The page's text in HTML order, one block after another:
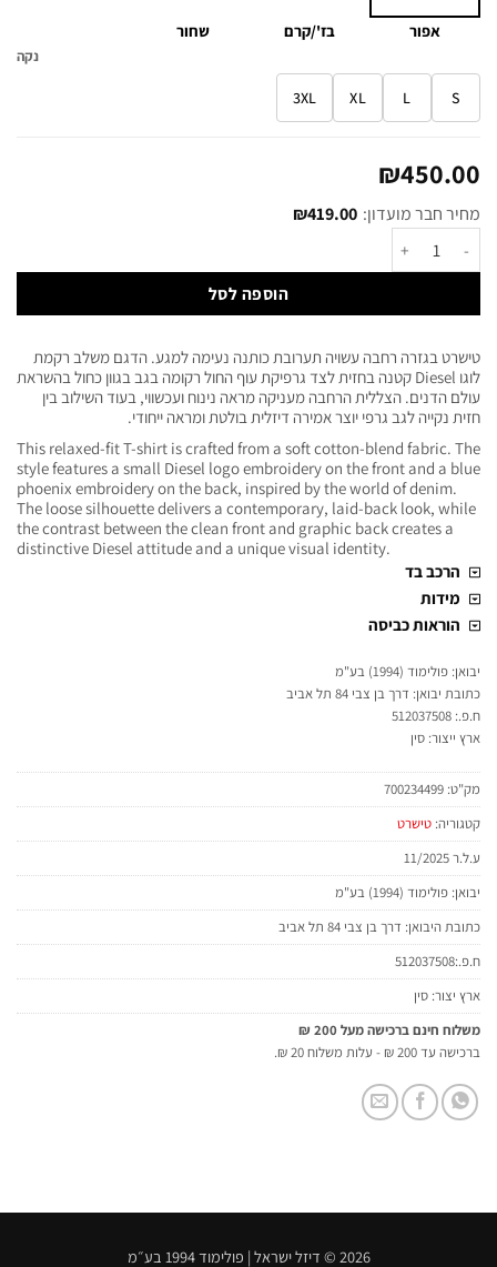
אפור בז'/קרם שחור
S
L
XL
3XL
נקה
₪450.00
מחיר חבר מועדון: ₪419.00
הוספה לסל
טישרט בגזרה רחבה עשויה תערובת כותנה נעימה למגע. הדגם משלב רקמת
לוגו Diesel קטנה בחזית לצד גרפיקת עוף החול רקומה בגב בגוון כחול בהשראת
עולם הדנים. הצללית הרחבה מעניקה מראה נינוח ועכשווי, בעוד השילוב בין
חזית נקייה לגב גרפי יוצר אמירה דיזלית בולטת ומראה ייחודי.
This relaxed-fit T-shirt is crafted from a soft cotton-blend fabric. The
style features a small Diesel logo embroidery on the front and a blue
phoenix embroidery on the back, inspired by the world of denim.
The loose silhouette delivers a contemporary, laid-back look, while
the contrast between the clean front and graphic back creates a
distinctive Diesel attitude and a unique visual identity.
הרכב בד
מידות
הוראות כביסה
יבואן: פולימוד (1994) בע"מ
כתובת יבואן: דרך בן צבי 84 תל אביב
ח.פ.: 512037508
ארץ ייצור: סין
מק"ט: 700234499
קטגוריה: טישרט
ע.ל.ר 11/2025
יבואן: פולימוד (1994) בע"מ
כתובת היבואן: דרך בן צבי 84 תל אביב
ח.פ.:512037508
ארץ יצור: סין
משלוח חינם ברכישה מעל 200 ₪
ברכישה עד 200 ₪ - עלות משלוח 20 ₪.
2026 © דיזל ישראל | פולימוד 1994 בע״מ